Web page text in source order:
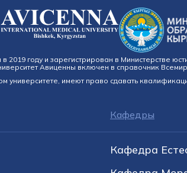
году и зарегистрирован в Министерстве
Авиценны включен в справочник
университете, имеют право сдавать
Кафедры
Кафедра